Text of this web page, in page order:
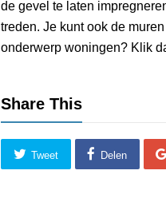
de gevel te laten
treden. Je kunt ook de
onderwerp woningen? Klik
Share This
Tweet Delen